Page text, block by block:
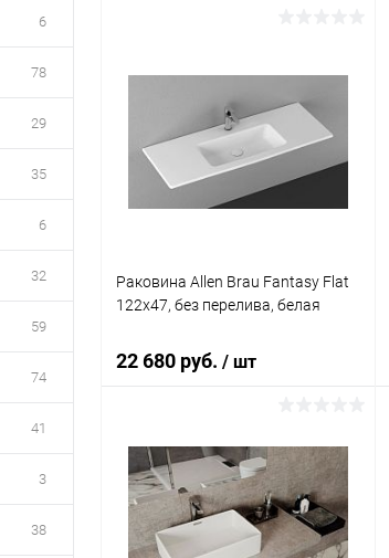
6
78
29
35
6
32
59
74
41
3
38
Купить в 1 клик Сравнение
В избранное Под заказ
Раковина Allen Brau Fantasy Flat
122x47, без перелива, белая
22 680 руб. / шт
В корзину
Купить в 1 клик Сравнение
В избранное Под заказ